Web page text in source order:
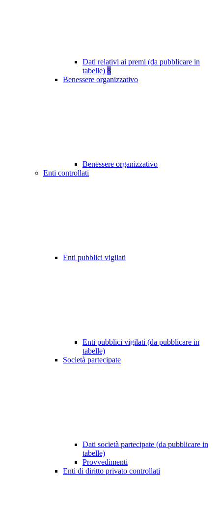
Dati relativi ai premi (da pubblicare in
tabelle) 8
Benessere organizzativo
Benessere organizzativo
Enti controllati
Enti pubblici vigilati
Enti pubblici vigilati (da pubblicare in
tabelle)
Società partecipate
Dati società partecipate (da pubblicare in
tabelle)
Provvedimenti
Enti di diritto privato controllati